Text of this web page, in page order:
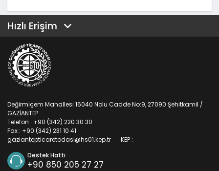
Hızlı Erişim
Değirmiçem Mahallesi 16040 Nolu Cadde No:9, 27090 Şehitkamil /
GAZİANTEP
Telefon : +90 (342) 220 30 30
Fax : +90 (342) 231 10 41
KEP :
gaziantepticaretodasi@hs01.kep.tr
Destek Hattı
+90 850 205 27 27